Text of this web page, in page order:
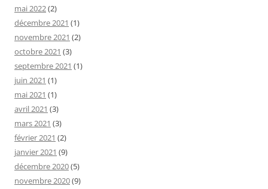
mai 2022(2)
décembre 2021 (1)
novembre 2021 (2)
octobre 2021 (3)
septembre 2021 (1)
juin 2021 (1)
mai 2021 (1)
avril 2021 (3)
mars 2021 (3)
février 2021 (2)
janvier 2021 (9)
décembre 2020(5)
novembre 2020(9)